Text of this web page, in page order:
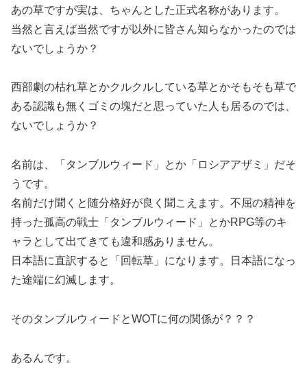
あの草ですが実は、ちゃんとした正式名称があります。
当然と言えば当然ですが以外に皆さん知らなかったのでは
ないでしょうか？
西部劇の枯れ草とかクルクルしている草とかそもそも草で
ある認識も無くゴミの塊だと思っていた人も居るのでは、
ないでしょうか？
名前は、「タンブルウィード」とか「ロシアアザミ」だそ
うです。
名前だけ聞くと随分格好が良く聞こえます。不屈の精神を
持った孤高の戦士「タンブルウィード」とかRPG等のキ
ャラとして出てきても違和感ありません。
日本語に直訳すると「回転草」になります。日本語になっ
た途端に幻滅します。
そのタンブルウィードとWOTに何の関係が？？？
あるんです。